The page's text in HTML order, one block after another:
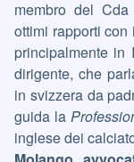
membro del
ottimi rapporti con
principalmente in
dirigente, che
in svizzera da
guida la
inglese dei